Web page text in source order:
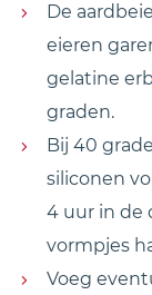
De
eieren
gelatine
graden.
Bij 40
siliconen
4 uur in de
vormpjes
Voeg